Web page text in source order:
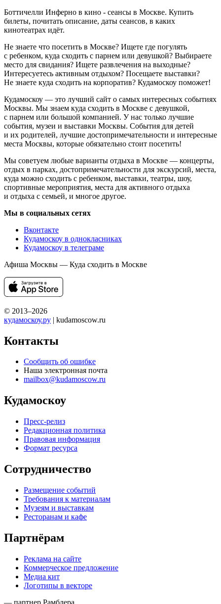
Боттичелли Инферно в кино - сеансы в Москве. Купить
билеты, почитать описание, даты сеансов, в каких
кинотеатрах идёт.
Не знаете что посетить в Москве? Ищете где погулять
с ребенком, куда сходить с парнем или девушкой? Выбираете
место для свидания? Ищете развлечения на выходные?
Интересуетесь активным отдыхом? Посещаете выставки?
Не знаете куда сходить на корпоратив? Кудамоскоу поможет!
Кудамоскоу — это лучший сайт о самых интересных событиях
Москвы. Мы знаем куда сходить в Москве с девушкой,
с парнем или большой компанией. У нас только лучшие
события, музеи и выставки Москвы. События для детей
и их родителей, лучшие достопримечательности и интересные
места Москвы, которые обязательно стоит посетить!
Мы советуем любые варианты отдыха в Москве — концерты,
отдых в парках, достопримечательности для экскурсий, места,
куда можно сходить с ребенком, выставки, театры, шоу,
спортивные мероприятия, места для активного отдыха
и отдыха с семьей, и многое другое.
Мы в социальных сетях
Вконтакте
Кудамоскоу в однокласниках
Кудамоскоу в телеграме
Афиша Москвы — Куда сходить в Москве
© 2013–2026
кудамоскоу.ру | kudamoscow.ru
Контакты
Сообщить об ошибке
Наша электронная почта
mailbox@kudamoscow.ru
Кудамоскоу
Пресс-релиз
Редакционная политика
Правовая информация
Формат ресурса
Сотрудничество
Размещение событий
Требования к материалам
Музеям и выставкам
Ресторанам и кафе
Партнёрам
Реклама на сайте
Коммерческое предложение
Медиа кит
Логотипы в векторе
— партнер Рамблера